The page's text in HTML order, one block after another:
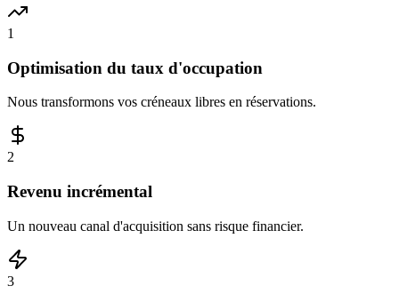
1
Optimisation du taux d'occupation
Nous transformons vos créneaux libres en réservations.
2
Revenu incrémental
Un nouveau canal d'acquisition sans risque financier.
3